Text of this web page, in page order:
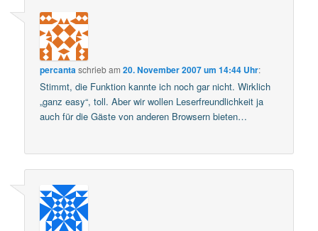
percanta schriebam20. November 2007 um 14:44 Uhr:
Stimmt, die Funktion kannte ich noch gar nicht. Wirklich
„ganz easy“, toll. Aber wir wollen Leserfreundlichkeit ja
auch für die Gäste von anderen Browsern bieten…